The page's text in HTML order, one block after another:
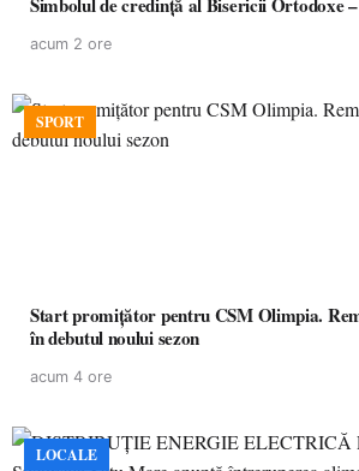
acum 2 ore
SPORT
Start promițător pentru CSM Olimpia.
în debutul noului sezon
acum 4 ore
LOCALE